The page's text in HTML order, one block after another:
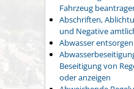
Fahrzeug
Abschriften,
und Negative
Abwasser entsorgen
Beseitigung von
oder anzeigen